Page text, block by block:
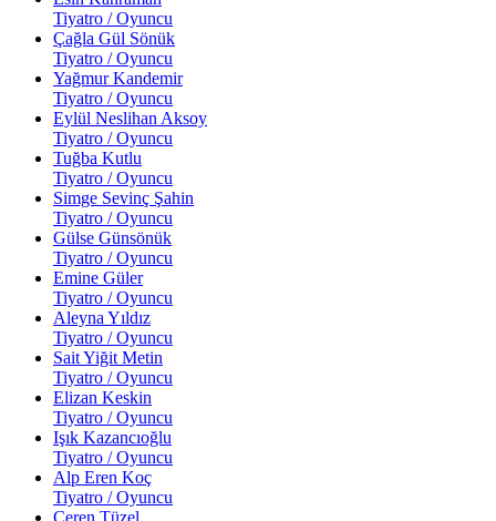
Tiyatro / Oyuncu
Çağla Gül Sönük
Tiyatro / Oyuncu
Yağmur Kandemir
Tiyatro / Oyuncu
Eylül Neslihan Aksoy
Tiyatro / Oyuncu
Tuğba Kutlu
Tiyatro / Oyuncu
Simge Sevinç Şahin
Tiyatro / Oyuncu
Gülse Günsönük
Tiyatro / Oyuncu
Emine Güler
Tiyatro / Oyuncu
Aleyna Yıldız
Tiyatro / Oyuncu
Sait Yiğit Metin
Tiyatro / Oyuncu
Elizan Keskin
Tiyatro / Oyuncu
Işık Kazancıoğlu
Tiyatro / Oyuncu
Alp Eren Koç
Tiyatro / Oyuncu